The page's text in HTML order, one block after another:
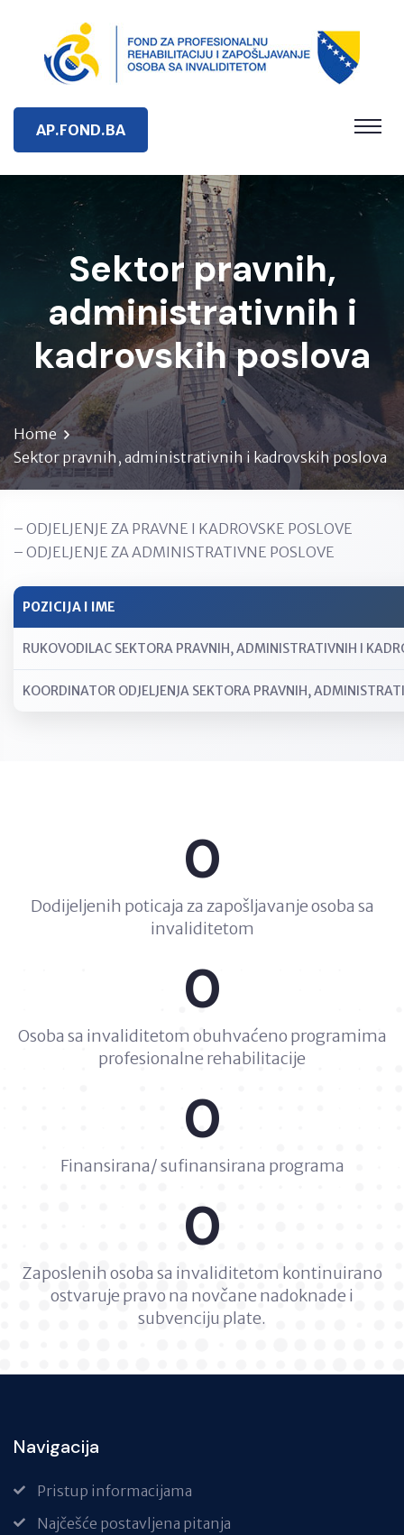
AP.FOND.BA
Sektor pravnih,
administrativnih i
kadrovskih poslova
Home
Sektor pravnih, administrativnih i kadrovskih poslova
– ODJELJENJE ZA PRAVNE I KADROVSKE POSLOVE
– ODJELJENJE ZA ADMINISTRATIVNE POSLOVE
POZICIJA I IME
RUKOVODILAC SEKTORA PRAVNIH, ADMINISTRATIVNIH I
KOORDINATOR ODJELJENJA SEKTORA PRAVNIH,
0
Dodijeljenih poticaja za zapošljavanje osoba sa
invaliditetom
0
Osoba sa invaliditetom obuhvaćeno programima
profesionalne rehabilitacije
0
Finansirana/ sufinansirana programa
0
Zaposlenih osoba sa invaliditetom kontinuirano
ostvaruje pravo na novčane nadoknade i
subvenciju plate.
Navigacija
Pristup informacijama
Najčešće postavljena pitanja